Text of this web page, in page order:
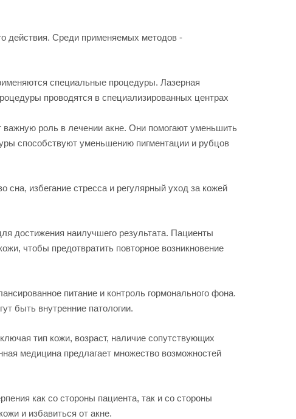
действия. Среди применяемых методов -
специальные процедуры. Лазерная
проводятся в специализированных центрах
важную роль в лечении акне. Они помогают уменьшить
способствуют уменьшению пигментации и рубцов
сна, избегание стресса и регулярный уход за кожей
достижения наилучшего результата. Пациенты
чтобы предотвратить повторное возникновение
питание и контроль гормонального фона.
быть внутренние патологии.
тип кожи, возраст, наличие сопутствующих
медицина предлагает множество возможностей
как со стороны пациента, так и со стороны
и избавиться от акне.